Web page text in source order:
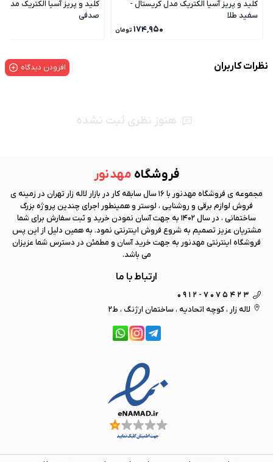
کلید و پریز آسیا الکتریک مدل کریستال -
سفید طلا
۱۷۴٬۹۵۰ تومان
کلید و پریز آسیا الکتریک مدل
صدفی
نظرات کاربران افزودن دیدگاه
هنوز نظری ثبت نشده
فروشگاه مهد نور
مجموعه ی فروشگاه مهد نور
با 16 سال سابقه کار در بازار لاله زار تهران در زمینه ی
فروش لوازم برقی و روشنایی ، لوستر و همینطور اجرای چندین پروژه بزرگ
ساختمانی ، در سال 1402 به جهت آسان نمودن خرید و ثبت سفارش برای شما
مشتریان عزیز تصمیم به شروع فروش اینترنتی نمود. به همین دلیل از این پس
فروشگاه اینترنتی مهد نور به جهت خرید آسان و مطمئن در دسترس شما عزیزان
می باشد.
ارتباط با ما
0912-7075423
لاله زار ، کوچه اتحادیه ، ساختمان ارژنگ ، ط2